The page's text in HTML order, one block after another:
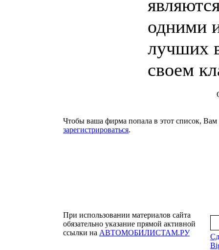
одними
лучших
своем
Чтобы ваша фирма попала в этот список, Вам
зарегистрироваться.
При использовании материалов сайта
обязательно указание прямой активной
ссылки на АВТОМОБИЛИСТАМ.РУ